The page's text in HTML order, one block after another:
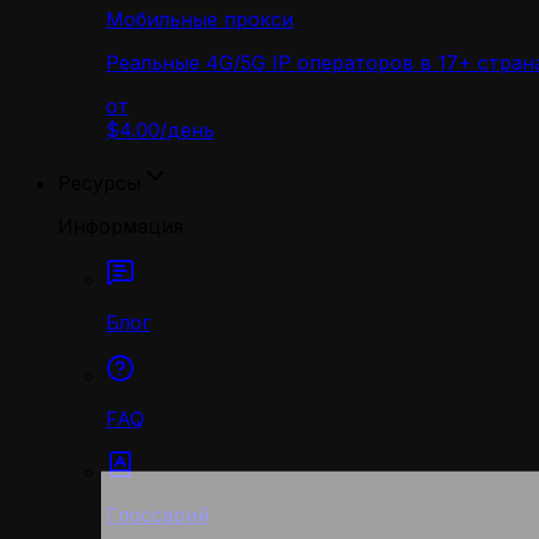
Мобильные прокси
Реальные 4G/5G IP операторов в 17+
от
$4.00/день
Блог
FAQ
Глоссарий